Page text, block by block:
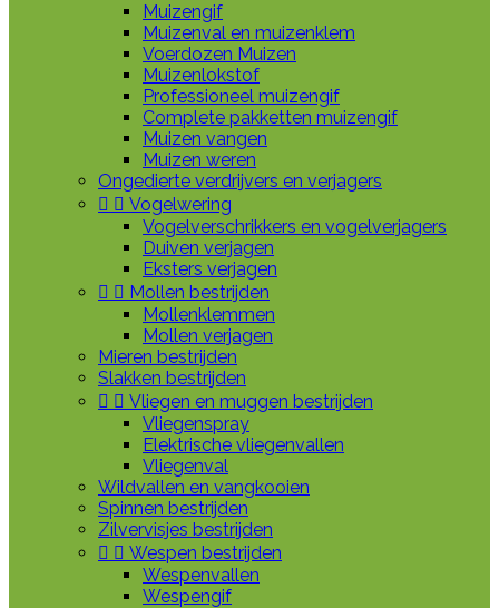
Muizengif
Muizenval en muizenklem
Voerdozen Muizen
Muizenlokstof
Professioneel muizengif
Complete pakketten muizengif
Muizen vangen
Muizen weren
Ongedierte verdrijvers en verjagers
  Vogelwering
Vogelverschrikkers en vogelverjagers
Duiven verjagen
Eksters verjagen
  Mollen bestrijden
Mollenklemmen
Mollen verjagen
Mieren bestrijden
Slakken bestrijden
  Vliegen en muggen bestrijden
Vliegenspray
Elektrische vliegenvallen
Vliegenval
Wildvallen en vangkooien
Spinnen bestrijden
Zilvervisjes bestrijden
  Wespen bestrijden
Wespenvallen
Wespengif